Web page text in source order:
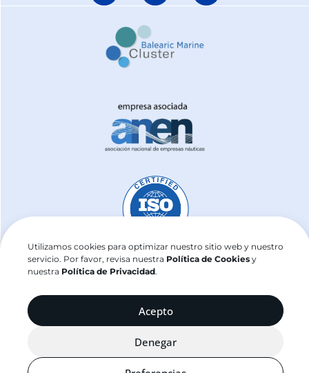
Utilizamos cookies para optimizar nuestro sitio web y nuestro
servicio. Por favor, revisa nuestra Política de Cookies y
nuestra Política de Privacidad.
Acepto
Denegar